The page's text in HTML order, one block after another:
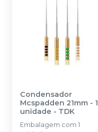
Condensador
Mcspadden 21mm - 1
unidade - TDK
Embalagem com 1